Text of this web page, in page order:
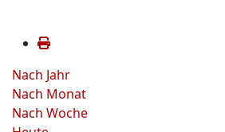
Nach Jahr
Nach Monat
Nach Woche